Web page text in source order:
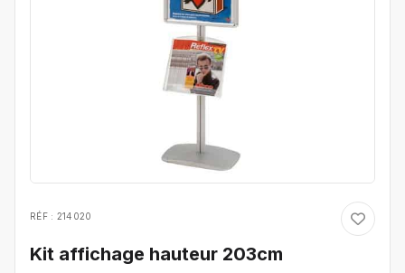
RÉF : 214020
Kit affichage hauteur 203cm